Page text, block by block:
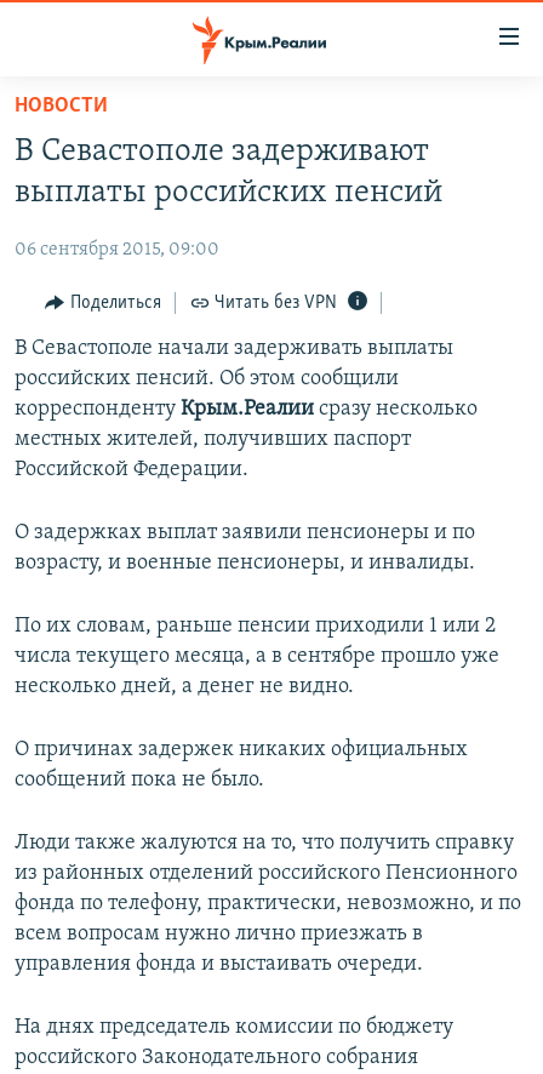
Вернуться
основному
содержанию
навигации
Вернутся
поиску
КАРТА ВОЕННЫХ ОБЪЕКТОВ КРЫМА
11 ЛЕТ ОККУПАЦИИ КРЫМА. 11 ИСТОРИЙ СОПРОТИВЛЕНИЯ
ИСТОРИЯ
ЕЩЕ
ИНТЕРАКТИВ
ТЕЛЕПРОЕКТ КРЫМ.РЕАЛИИ
СОВЕТЫ ПРАВОЗАЩИТНИКОВ
ПОБЕДИТЕЛЕЙ НЕ СУДЯТ?
ELIFBE
УКРАИНСКАЯ ПРОБЛЕМА КРЫМА
РАДІО СВОБОДА
КАК ОБОЙТИ БЛОКИРОВКУ
Українською
ПРИСОЕДИНЯЙТЕСЬ!
НОВОСТИ
В Севастополе задерживают
выплаты российских пенсий
06 сентября 2015, 09:00
Поделиться Читать без VPN
В Севастополе начали задерживать выплаты
российских пенсий. Об этом сообщили
корреспонденту Крым.Реалии сразу несколько
местных жителей, получивших паспорт
Российской Федерации.
О задержках выплат заявили пенсионеры и по
возрасту, и военные пенсионеры, и инвалиды.
По их словам, раньше пенсии приходили 1 или 2
числа текущего месяца, а в сентябре прошло уже
несколько дней, а денег не видно.
О причинах задержек никаких официальных
сообщений пока не было.
Люди также жалуются на то, что получить справку
из районных отделений российского Пенсионного
фонда по телефону, практически, невозможно, и по
всем вопросам нужно лично приезжать в
управления фонда и выстаивать очереди.
На днях председатель комиссии по бюджету
российского Законодательного собрания